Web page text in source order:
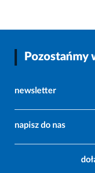
Pozostańmy
newsletter
napisz do nas